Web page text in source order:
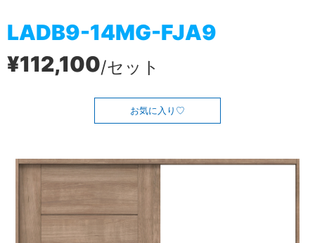
LADB9-14MG-FJA9
¥112,100/セット
お気に入り